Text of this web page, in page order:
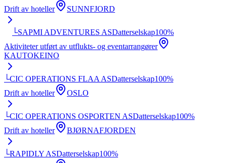
Drift av hoteller
SUNNFJORD
└SAPMI ADVENTURES ASDatterselskap100%
Aktiviteter utført av utflukts- og eventarrangører
KAUTOKEINO
└CIC OPERATIONS FLAA ASDatterselskap100%
Drift av hoteller
OSLO
└CIC OPERATIONS OSPORTEN ASDatterselskap100%
Drift av hoteller
BJØRNAFJORDEN
└RAPIDLY ASDatterselskap100%